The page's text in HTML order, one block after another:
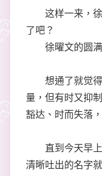
这样一来，徐
了吧？
徐曜文的圆满
想通了就觉得
量，但有时又抑
豁达、时而失落
直到今天早上
清晰吐出的名字